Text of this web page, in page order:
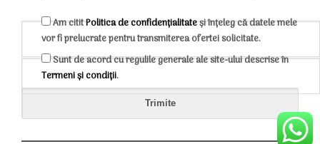
Am cititPolitica de confidențialitateși înțeleg că datele mele
vor fi prelucrate pentru transmiterea ofertei solicitate.
Sunt de acord cu regulile generale ale site-ului descrise în
Termeni și condiții.